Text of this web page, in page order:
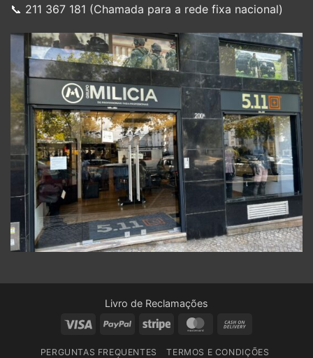
📞 211 367 181 (Chamada para a rede fixa nacional)
Livro de Reclamações
Visa
PayPal Stripe MasterCard
Delivery
PERGUNTAS FREQUENTES
TERMOS E CONDIÇÕES